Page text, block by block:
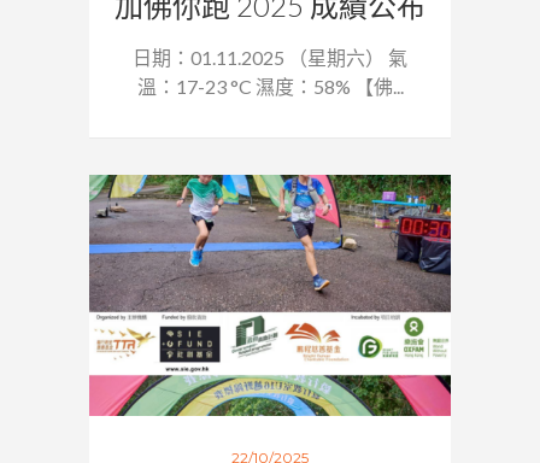
日期：01.11.2025 （星期六） 氣
溫：17-23 °C 濕度：58% 【佛...
22/10/2025